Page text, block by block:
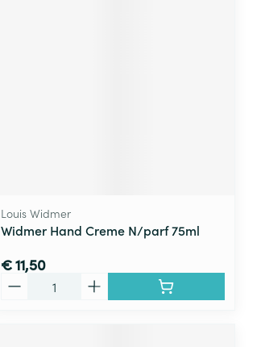
Louis Widmer
Widmer Hand Creme N/parf 75ml
€ 11,50